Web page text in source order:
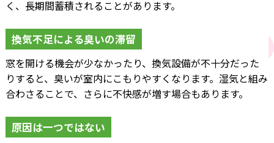
く、長期間蓄積されることがあります。
換気不足による臭いの滞留
窓を開ける機会が少なかったり、換気設備が不十分だった
りすると、臭いが室内にこもりやすくなります。湿気と組み
合わさることで、さらに不快感が増す場合もあります。
原因は一つではない